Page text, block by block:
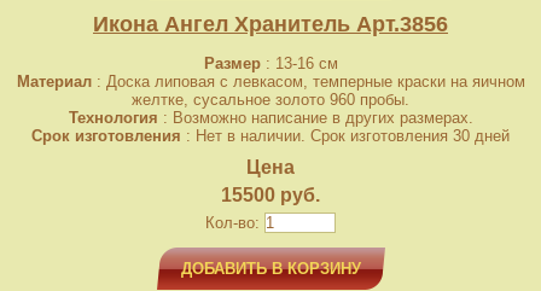
Икона Ангел Хранитель Арт.3856
Размер: 13-16 см
Материал: Доска липовая с левкасом, темперные краски на яичном
желтке, сусальное золото 960 пробы.
Технология : Возможно написание в других размерах.
Срок изготовления : Нет в наличии. Срок изготовления 30 дней
Цена
15500 руб.
Кол-во:
ДОБАВИТЬ В КОРЗИНУ